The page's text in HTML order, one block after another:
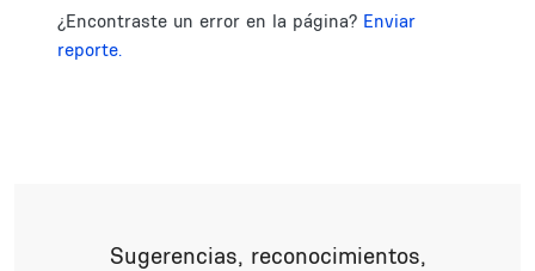
¿Encontraste un error en la página? Enviar
reporte.
Sugerencias, reconocimientos,